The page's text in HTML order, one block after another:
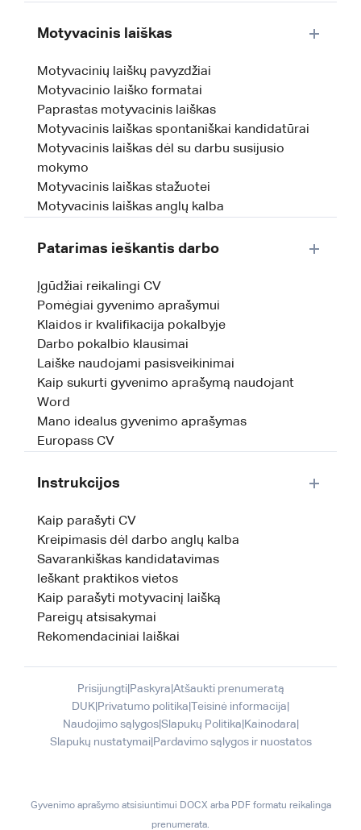
Motyvacinis laiškas
Motyvacinių laiškų pavyzdžiai
Motyvacinio laiško formatai
Paprastas motyvacinis laiškas
Motyvacinis laiškas spontaniškai kandidatūrai
Motyvacinis laiškas dėl su darbu susijusio
mokymo
Motyvacinis laiškas stažuotei
Motyvacinis laiškas anglų kalba
Patarimas ieškantis darbo
Įgūdžiai reikalingi CV
Pomėgiai gyvenimo aprašymui
Klaidos ir kvalifikacija pokalbyje
Darbo pokalbio klausimai
Laiške naudojami pasisveikinimai
Kaip sukurti gyvenimo aprašymą naudojant
Word
Mano idealus gyvenimo aprašymas
Europass CV
Instrukcijos
Kaip parašyti CV
Kreipimasis dėl darbo anglų kalba
Savarankiškas kandidatavimas
Ieškant praktikos vietos
Kaip parašyti motyvacinį laišką
Pareigų atsisakymai
Rekomendaciniai laiškai
Prisijungti| Paskyra Atšaukti prenumeratą
DUK Privatumo politika Teisinė informacija
Naudojimo sąlygos| Slapukų Politika Kainodara
Slapukų nustatymai| Pardavimo sąlygos ir nuostatos
Gyvenimo aprašymo atsisiuntimui DOCX arba PDF formatu reikalinga
prenumerata.